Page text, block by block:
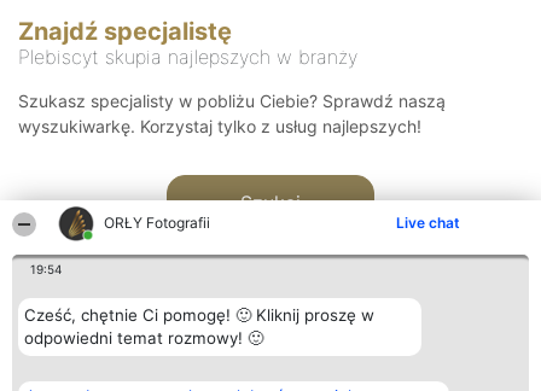
ORŁY Fotografii Live chat
19:54
Cześć, chętnie Ci pomogę! 🙂 Kliknij proszę w
odpowiedni temat rozmowy! 🙂
Znajdź specjalistę
Plebiscyt skupia najlepszych w branży
Szukasz specjalisty w pobliżu Ciebie? Sprawdź naszą
wyszukiwarkę. Korzystaj tylko z usług najlepszych!
Szukaj
Organizator plebiscytu Plebiscyt Kontakt